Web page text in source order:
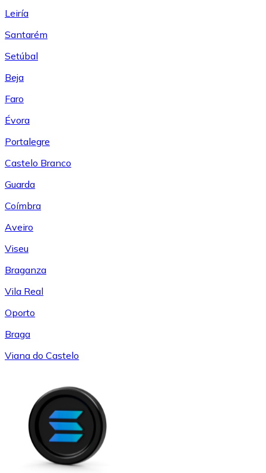
Leiría
Santarém
Setúbal
Beja
Faro
Évora
Portalegre
Castelo Branco
Guarda
Coímbra
Aveiro
Viseu
Braganza
Vila Real
Oporto
Braga
Viana do Castelo